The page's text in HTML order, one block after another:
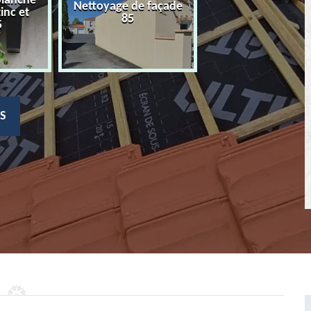
et
Nettoyage de façade
85
Devis nettoyage
toiture 85